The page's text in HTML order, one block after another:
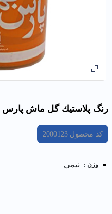
رنگ پلاستيك گل ماش پارس
کد محصول2000123
وزن : نیمی